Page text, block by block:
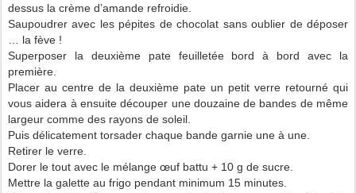
dessus la crème d’amande refroidie.
Saupoudrer avec les pépites de chocolat sans oublier de déposer
… la fève !
Superposer la deuxième pate feuilletée bord à bord avec la
première.
Placer au centre de la deuxième pate un petit verre retourné qui
vous aidera à ensuite découper une douzaine de bandes de même
largeur comme des rayons de soleil.
Puis délicatement torsader chaque bande garnie une à une.
Retirer le verre.
Dorer le tout avec le mélange œuf battu + 10 g de sucre.
Mettre la galette au frigo pendant minimum 15 minutes.